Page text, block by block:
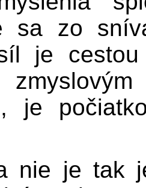
sa zo
je
je
nie je tak